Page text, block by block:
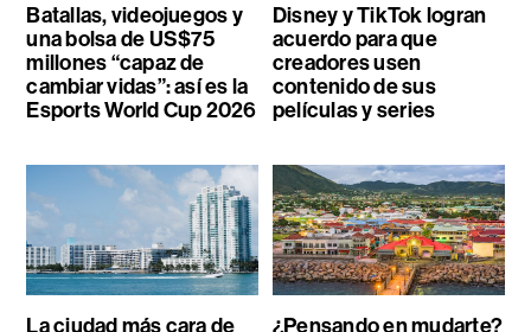
Batallas, videojuegos y
una bolsa de US$75
millones “capaz de
cambiar vidas”: así es la
Esports World Cup 2026
Disney y TikTok logran
acuerdo para que
creadores usen
contenido de sus
películas y series
La ciudad más cara de
¿Pensando en mudarte?